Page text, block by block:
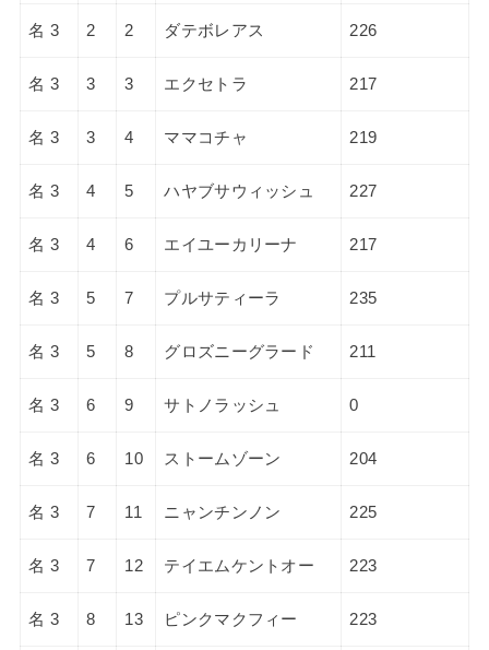
名 3 2 2 ダテボレアス 226
名 3 3 3 エクセトラ 217
名 3 3 4 ママコチャ 219
名 3 4 5 ハヤブサウィッシュ 227
名 3 4 6 エイユーカリーナ 217
名 3 5 7 プルサティーラ 235
名 3 5 8 グロズニーグラード 211
名 3 6 9 サトノラッシュ 0
名 3 6 10 ストームゾーン 204
名 3 7 11 ニャンチンノン 225
名 3 7 12 テイエムケントオー 223
名 3 8 13 ピンクマクフィー 223